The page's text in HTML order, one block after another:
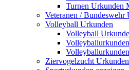
Turnen Urkunden
Veteranen / Bundeswehr
Volleyball Urkunden
Volleyball
Ziervogelzucht Urkunden